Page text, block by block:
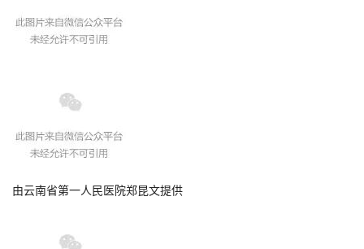
由云南省第一人民医院郑昆文提供